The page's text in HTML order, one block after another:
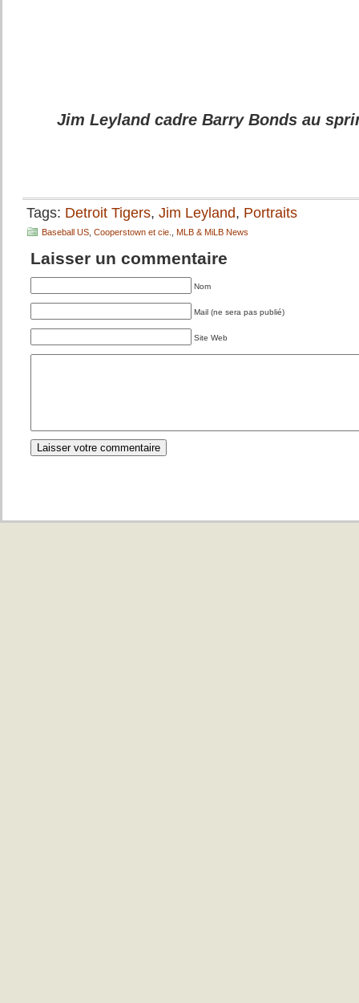
Jim Leyland cadre Barry Bonds au
Tags: Detroit Tigers, Jim Leyland, Portraits
Baseball US Cooperstown et cie. MLB & MiLB News
Laisser un commentaire
Nom
Mail (ne sera pas publié)
Site Web